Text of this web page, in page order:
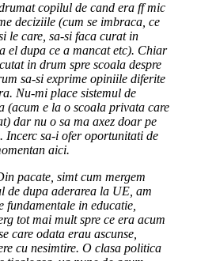
copilul de cand era ff mic
deciziile (cum se imbraca, ce
le care, sa-si faca curat in
el dupa ce a mancat etc). Chiar
in drum spre scoala despre
sa-si exprime opiniile diferite
Nu-mi place sistemul de
(acum e la o scoala privata care
dar nu o sa ma axez doar pe
Incerc sa-i ofer oportunitati de
aici.
pacate, simt cum mergem
de dupa aderarea la UE, am
fundamentale in educatie,
tot mai mult spre ce era acum
care odata erau ascunse,
cu nesimtire. O clasa politica